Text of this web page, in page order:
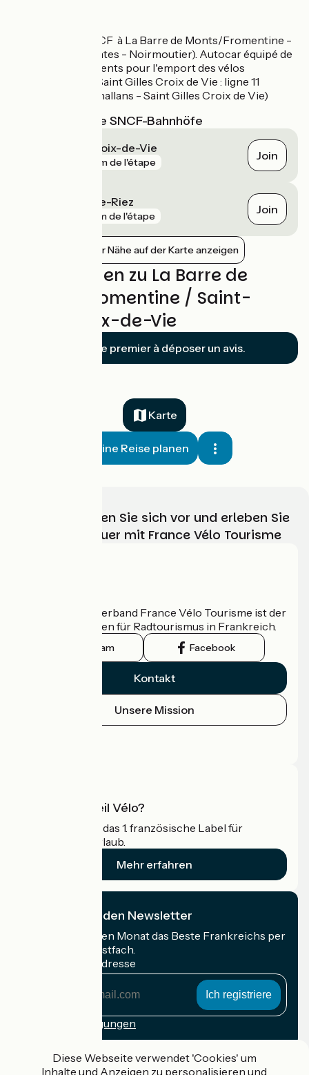
Autocar SNCF à La Barre de Monts/Fromentine -
ligne 13 (Nantes - Noirmoutier). Autocar équipé de
6 emplacements pour l'emport des vélos
Gare TER à Saint Gilles Croix de Vie : ligne 11
(Nantes - Challans - Saint Gilles Croix de Vie)
Nächstgelegene SNCF-Bahnhöfe
Saint-Gilles-Croix-de-Vie
74 m de l'étape Join
Saint-Hilaire-de-Riez
2 km de l'étape Join
Bahnhöfe in der Nähe auf der Karte anzeigen
Bewertungen zu La Barre de
Monts - Fromentine / Saint-
Gilles-Croix-de-Vie
Soyez le premier à déposer un avis.
Karte
Meine Reise planen
Wählen, bereiten Sie sich vor und erleben Sie
Ihr Radabenteuer mit France Vélo Tourisme
Der nationale Verband France Vélo Tourisme ist der
offizielle Leitfaden für Radtourismus in Frankreich.
Instagram Facebook
Kontakt
Unsere Mission
Was ist Accueil Vélo?
Accueil Vélo ist das 1. französische Label für
Radfahrer im Urlaub.
Mehr erfahren
Ich abonniere den Newsletter
Erhalten Sie jeden Monat das Beste Frankreichs per
Rad in Ihrem Postfach.
Meine E-Mail-Adresse
Anmeldebedingungen
Gefördert im Rahmen von Destination France
Diese Webseite verwendet 'Cookies' um
Inhalte und Anzeigen zu personalisieren und